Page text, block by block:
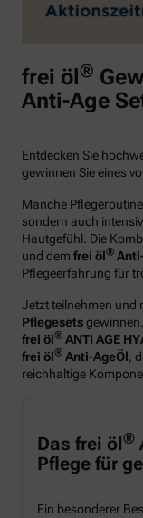
frei öl ®
Anti-Age
Entdecken Sie
gewinnen Sie eines
Manche
sondern auch
Hautgefühl. Die
und dem frei öl®
Pflegeerfahrung für
Jetzt teilnehmen und
Pflegesets
frei öl® ANTI AGE
frei öl® Anti-AgeÖl ,
reichhaltige
Das frei öl®
Pflege für
Ein besonderer